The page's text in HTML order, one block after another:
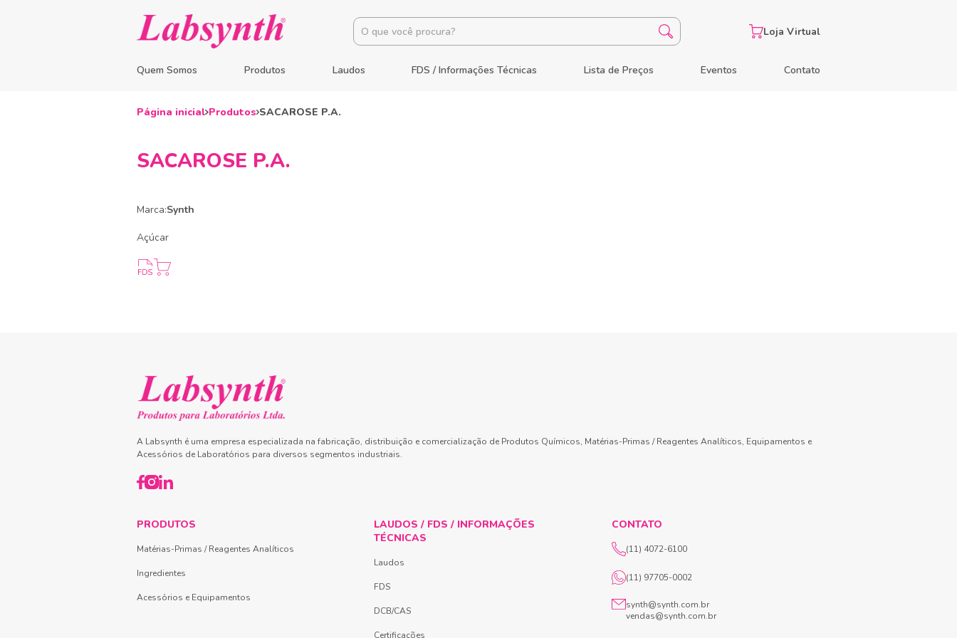
Quem Somos Produtos Laudos FDS / Informações Técnicas Lista de Preços Eventos Contato
Loja Virtual
Página inicial Produtos SACAROSE P.A.
SACAROSE P.A.
Marca:Synth
Açúcar
A Labsynth é uma empresa especializada na fabricação, distribuição e comercialização de Produtos Químicos, Matérias-Primas / Reagentes Analíticos, Equipamentos e
Acessórios de Laboratórios para diversos segmentos industriais.
PRODUTOS
Matérias-Primas / Reagentes Analíticos
Ingredientes
Acessórios e Equipamentos
LAUDOS / FDS / INFORMAÇÕES
TÉCNICAS
Laudos
FDS
DCB/CAS
Certificações
CONTATO
(11) 4072-6100
(11) 97705-0002
synth@synth.com.br
vendas@synth.com.br